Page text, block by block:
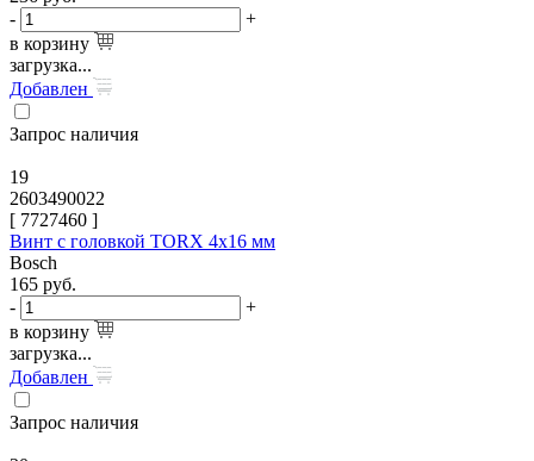
-
+
в корзину
загрузка...
Добавлен
Запрос наличия
19
2603490022
[ 7727460 ]
Винт с головкой TORX 4x16 мм
Bosch
165 руб.
-
+
в корзину
загрузка...
Добавлен
Запрос наличия